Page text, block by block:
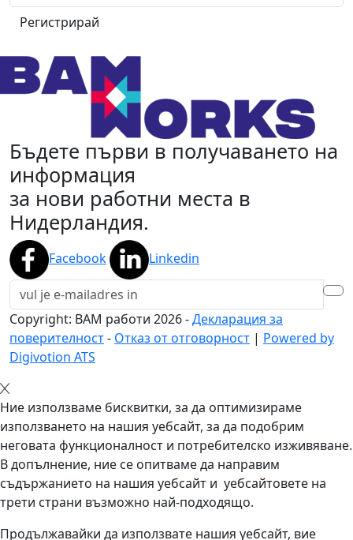
Регистрирай
Бъдете първи в получаването на
информация
за нови работни места в
Нидерландия.
Facebook Linkedin
Copyright: BAM работи 2026-Декларация за
поверителност- Отказ от отговорност | Powered by
Digivotion ATS
Ние използваме бисквитки, за да оптимизираме
използването на нашия уебсайт, за да подобрим
неговата функционалност и потребителско изживяване.
В допълнение, ние се опитваме да направим
съдържанието на нашия уебсайт и уебсайтовете на
трети страни възможно най-подходящо.
Продължавайки да използвате нашия уебсайт, вие